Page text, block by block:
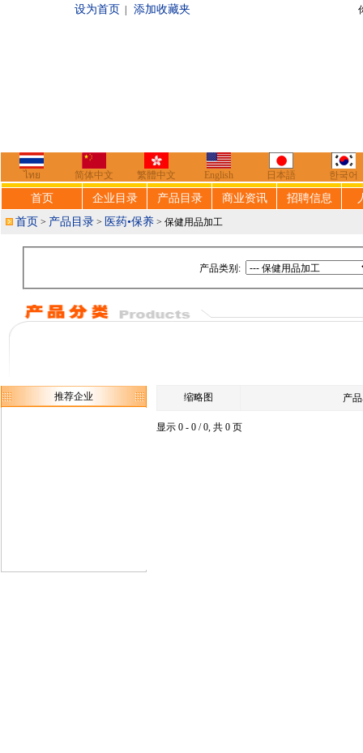
设为首页 添加收藏夹 你好，欢迎来到
ไทย 简体中文 繁體中文 English 日本語 한국어
首页 企业目录 产品目录 商业资讯 招聘信息
首页 > 产品目录 > 医药•保养 > 保健用品加工
产品类别:
推荐企业 缩略图 产
显示 0 - 0 / 0, 共 0 页